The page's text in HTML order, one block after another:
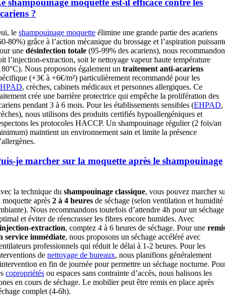
?
leshampouinage moquette élimine une grande partie des acariens
80%) grâce à l’action mécanique du brossage et l’aspiration
unedésinfection totale (95-99% des acariens), nous
l’injection-extraction, soit le nettoyage vapeur haute température
Nous proposons également untraitement anti-acariens
(+3€ à +6€/m²) particulièrement recommandé pour les
, crèches, cabinets médicaux et personnes allergiques. Ce
crée une barrière protectrice qui empêche la prolifération des
pendant 3 à 6 mois. Pour les établissements sensibles (EHPAD,
nous utilisons des produits certifiés hypoallergéniques et
les protocoles HACCP. Un shampouinage régulier (2 fois/an
maintient un environnement sain et limite la présence
je marcher sur la moquette après le shampouinage
la technique dushampouinage classique, vous pouvez marcher
moquette après2 à 4 heures de séchage (selon ventilation et humidité
Nous recommandons toutefois d’attendre 4h pour un séchage
et éviter de réencrasser les fibres encore humides. Avec
injection-extraction, comptez 4 à 6 heures de séchage. Pour une
service immédiate, nous proposons un séchage accéléré avec
professionnels qui réduit le délai à 1-2 heures. Pour les
denettoyage de bureaux, nous planifions généralement
en fin de journée pour permettre un séchage nocturne.
copropriétés ou espaces sans contrainte d’accès, nous balisons les
en cours de séchage. Le mobilier peut être remis en place après
complet (4-6h).